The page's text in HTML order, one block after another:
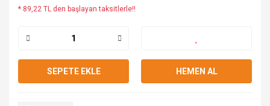
* 89,22 TL den başlayan taksitlerle!!
SEPETE EKLE HEMEN AL